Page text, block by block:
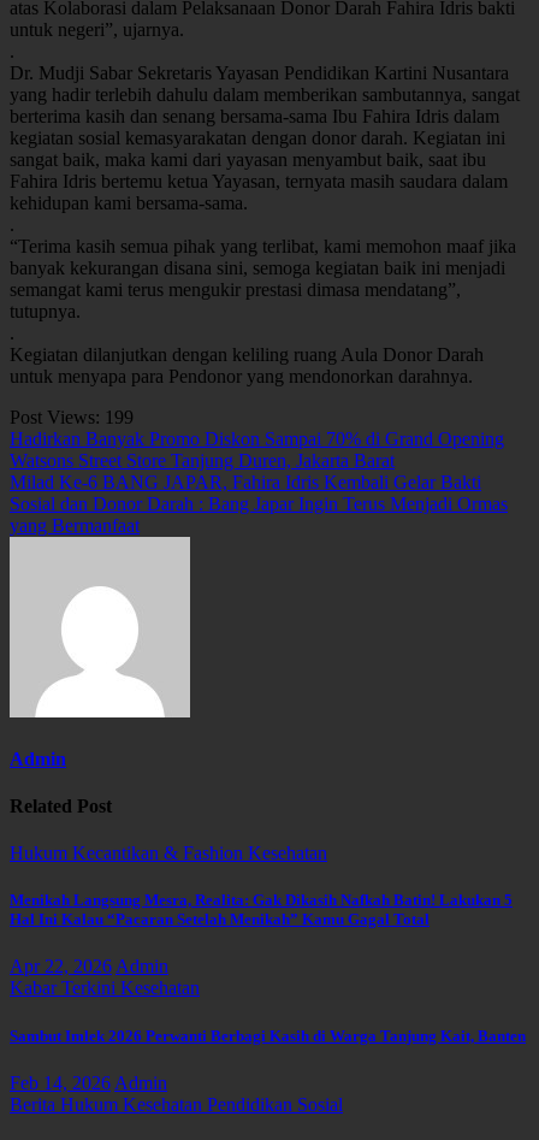
atas Kolaborasi dalam Pelaksanaan Donor Darah Fahira Idris bakti
untuk negeri”, ujarnya.
.
Dr. Mudji Sabar Sekretaris Yayasan Pendidikan Kartini Nusantara
yang hadir terlebih dahulu dalam memberikan sambutannya, sangat
berterima kasih dan senang bersama-sama Ibu Fahira Idris dalam
kegiatan sosial kemasyarakatan dengan donor darah. Kegiatan ini
sangat baik, maka kami dari yayasan menyambut baik, saat ibu
Fahira Idris bertemu ketua Yayasan, ternyata masih saudara dalam
kehidupan kami bersama-sama.
.
“Terima kasih semua pihak yang terlibat, kami memohon maaf jika
banyak kekurangan disana sini, semoga kegiatan baik ini menjadi
semangat kami terus mengukir prestasi dimasa mendatang”,
tutupnya.
.
Kegiatan dilanjutkan dengan keliling ruang Aula Donor Darah
untuk menyapa para Pendonor yang mendonorkan darahnya.
Post Views: 199
Navigasi
pos
Hadirkan Banyak Promo Diskon Sampai 70% di Grand Opening
Watsons Street Store Tanjung Duren, Jakarta Barat
Milad Ke-6 BANG JAPAR, Fahira Idris Kembali Gelar Bakti
Sosial dan Donor Darah : Bang Japar Ingin Terus Menjadi Ormas
yang Bermanfaat
Admin
Related Post
Hukum Kecantikan & Fashion Kesehatan
Menikah Langsung Mesra, Realita: Gak Dikasih Nafkah Batin! Lakukan 5
Hal Ini Kalau “Pacaran Setelah Menikah” Kamu Gagal Total
Apr 22, 2026Admin
Kabar Terkini Kesehatan
Sambut Imlek 2026 Perwanti Berbagi Kasih di Warga Tanjung Kait, Banten
Feb 14, 2026 Admin
Berita Hukum Kesehatan Pendidikan Sosial